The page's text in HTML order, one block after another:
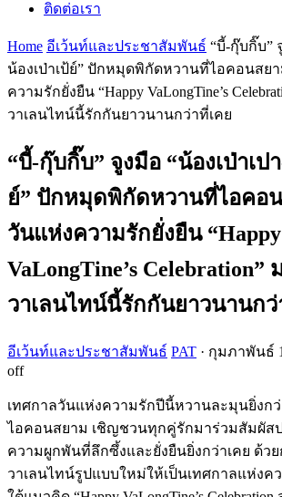
ติดต่อเรา
Home อีเว้นท์และประชาสัมพันธ์ “บี้-กุ๊บกิ๊บ”
น้องเป่าเป้ย์” ปักหมุดพิกัดหวานที่ไอคอนสย
ความรักยั่งยืน “Happy VaLongTine’s
วาเลนไทน์นี้รักกันยาวนานกว่าที่เคย
“บี้-กุ๊บกิ๊บ” จูงมือ “น้องเป่าเป
ย์” ปักหมุดพิกัดหวานที่ไอคอ
วันแห่งความรักยั่งยืน “Happy
VaLongTine’s Celebration”
วาเลนไทน์นี้รักกันยาวนานกว่
อีเว้นท์และประชาสัมพันธ์ PAT · กุมภาพันธ์
off
เทศกาลวันแห่งความรักปีนี้หวานละมุนยิ่งกว่
ไอคอนสยาม เชิญชวนทุกคู่รักมาร่วมสัมผัส
ความผูกพันที่ลึกซึ้งและยั่งยืนยิ่งกว่าเคย ด้ว
วาเลนไทน์รูปแบบใหม่ให้เป็นเทศกาลแห่งค